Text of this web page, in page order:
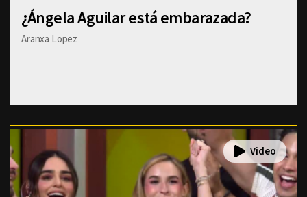
¿Ángela Aguilar está embarazada?
Aranxa Lopez